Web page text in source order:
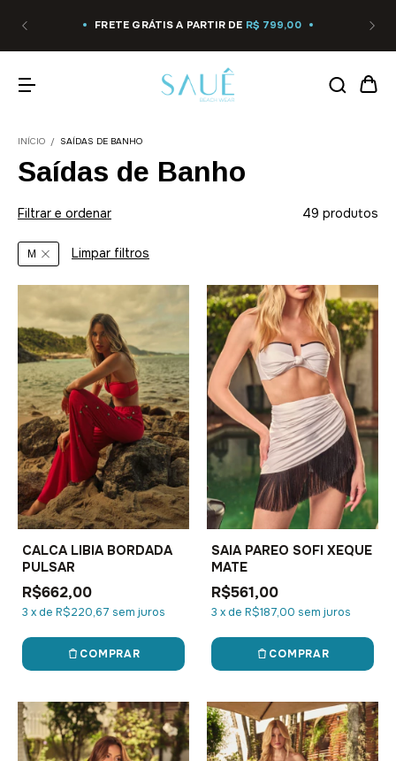
FRETE GRÁTIS A PARTIR DE R$ 799,00
INÍCIO / SAÍDAS DE BANHO
Saídas de Banho
Filtrar e ordenar 49 produtos
M Limpar filtros
CALCA LIBIA BORDADA
PULSAR
R$662,00
3 xde R$220,67 sem juros
COMPRAR
SAIA PAREO SOFI XEQUE
MATE
R$561,00
3 xde R$187,00 sem juros
COMPRAR